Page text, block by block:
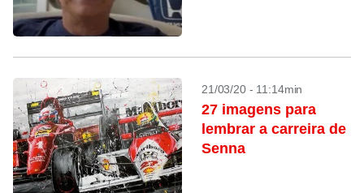
21/03/20 - 11:14min
27 imagens para
lembrar a carreira de
Senna